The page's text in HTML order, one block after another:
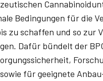
Bedingungen für die
zu schaffen und so zur
Dafür bündelt der
für geeignete